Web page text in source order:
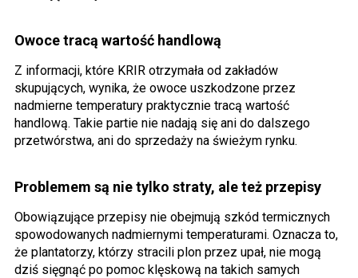
Owoce tracą wartość handlową
Z informacji, które KRIR otrzymała od zakładów
skupujących, wynika, że owoce uszkodzone przez
nadmierne temperatury praktycznie tracą wartość
handlową. Takie partie nie nadają się ani do dalszego
przetwórstwa, ani do sprzedaży na świeżym rynku.
Problemem są nie tylko straty, ale też przepisy
Obowiązujące przepisy nie obejmują szkód termicznych
spowodowanych nadmiernymi temperaturami. Oznacza to,
że plantatorzy, którzy stracili plon przez upał, nie mogą
dziś sięgnąć po pomoc klęskową na takich samych